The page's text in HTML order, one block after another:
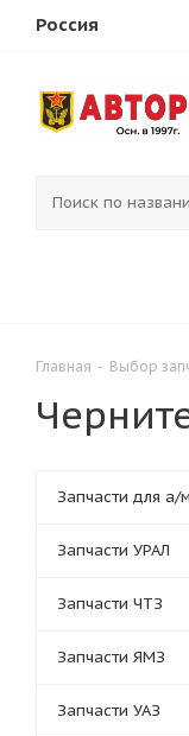
Россия
Главная - Выбор
Запчасти для
Запчасти УРАЛ
Запчасти ЧТЗ
Запчасти ЯМЗ
Запчасти УАЗ